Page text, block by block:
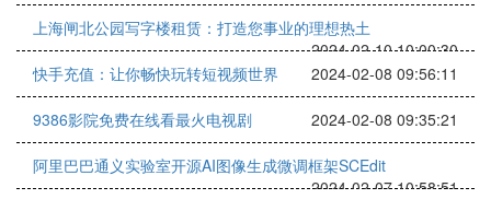
上海闸北公园写字楼租赁：打造您事业的理想热土
2024-02-10 10:00:30
快手充值：让你畅快玩转短视频世界
2024-02-08 09:56:11
9386影院免费在线看最火电视剧 2024-02-08 09:35:21
阿里巴巴通义实验室开源AI图像生成微调框架SCEdit
2024-02-07 10:58:51